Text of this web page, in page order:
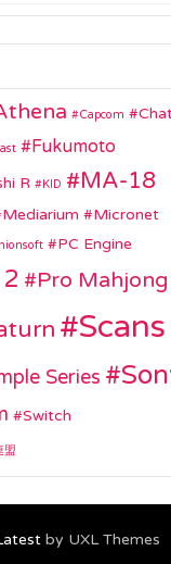
Capcom
Fukumoto
R KID MA-18
Mediarium
Micronet
PC Engine
Pro Mahjong
Scans
Series
Switch
盟
by UXL Themes